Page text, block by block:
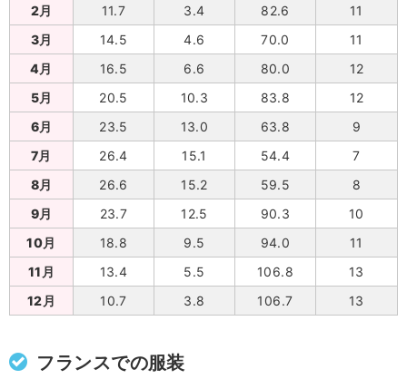
2月 11.7 3.4 82.6
11
3月
14.5 4.6 70.0
11
4月
16.5 6.6 80.0
12
5月
20.5 10.3 83.8
12
6月
23.5 13.0 63.8
9
7月
26.4 15.1 54.4
7
8月
26.6 15.2 59.5
8
9月
23.7 12.5 90.3
10
10月
18.8 9.5 94.0
11
11月
13.4 5.5 106.8
13
12月
10.7 3.8 106.7 13
フランスでの服装